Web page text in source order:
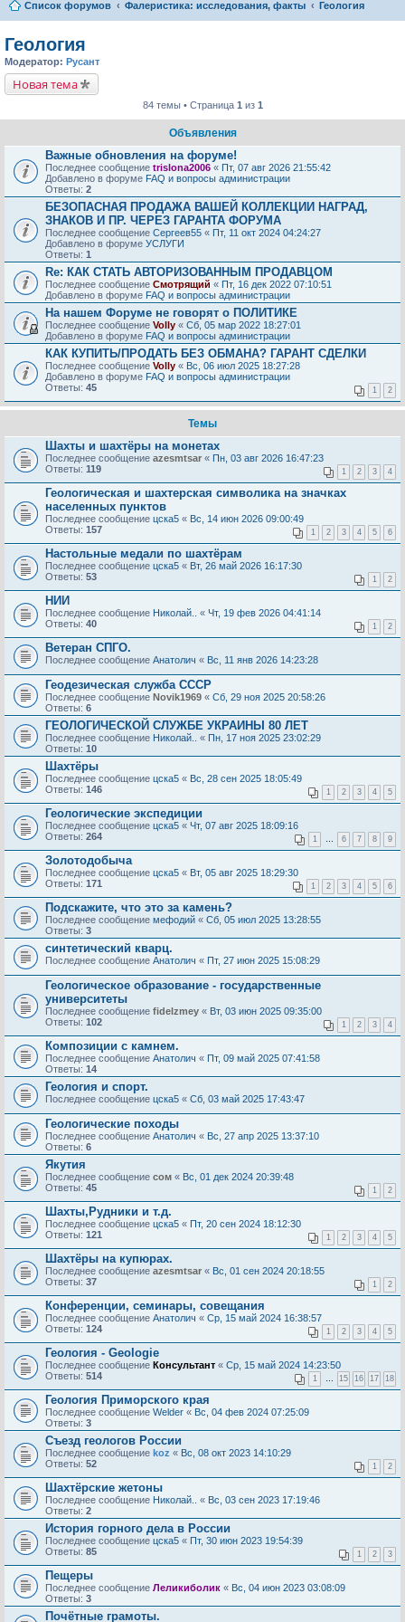
Список форумов Фалеристика: исследования, факты Геология
Геология
Модератор: Русант
Новая тема
84 темы • Страница 1 из 1
Объявления
Важные обновления на форуме!
Последнее сообщение trislona2006 « Пт, 07 авг 2026 21:55:42
Добавлено в форуме FAQ и вопросы администрации
Ответы: 2
БЕЗОПАСНАЯ ПРОДАЖА ВАШЕЙ КОЛЛЕКЦИИ НАГРАД,
ЗНАКОВ И ПР. ЧЕРЕЗ ГАРАНТА ФОРУМА
Последнее сообщение Сергеев55 « Пт, 11 окт 2024 04:24:27
Добавлено в форуме УСЛУГИ
Ответы: 1
Re: КАК СТАТЬ АВТОРИЗОВАННЫМ ПРОДАВЦОМ
Последнее сообщение Смотрящий « Пт, 16 дек 2022 07:10:51
Добавлено в форуме FAQ и вопросы администрации
На нашем Форуме не говорят о ПОЛИТИКЕ
Последнее сообщение Volly « Сб, 05 мар 2022 18:27:01
Добавлено в форуме FAQ и вопросы администрации
КАК КУПИТЬ/ПРОДАТЬ БЕЗ ОБМАНА? ГАРАНТ СДЕЛКИ
Последнее сообщение Volly « Вс, 06 июл 2025 18:27:28
Добавлено в форуме FAQ и вопросы администрации
Ответы: 45 1 2
Темы
Шахты и шахтёры на монетах
Последнее сообщение azesmtsar « Пн, 03 авг 2026 16:47:23
Ответы: 119 1 2 3 4
Геологическая и шахтерская символика на значках
населенных пунктов
Последнее сообщение цска5 « Вс, 14 июн 2026 09:00:49
Ответы: 157 1 2 3 4 5 6
Настольные медали по шахтёрам
Последнее сообщение цска5 « Вт, 26 май 2026 16:17:30
Ответы: 53 1 2
НИИ
Последнее сообщение Николай.. « Чт, 19 фев 2026 04:41:14
Ответы: 40 1 2
Ветеран СПГО.
Последнее сообщение Анатолич « Вс, 11 янв 2026 14:23:28
Геодезическая служба СССР
Последнее сообщение Novik1969 « Сб, 29 ноя 2025 20:58:26
Ответы: 6
ГЕОЛОГИЧЕСКОЙ СЛУЖБЕ УКРАИНЫ 80 ЛЕТ
Последнее сообщение Николай.. « Пн, 17 ноя 2025 23:02:29
Ответы: 10
Шахтёры
Последнее сообщение цска5 « Вс, 28 сен 2025 18:05:49
Ответы: 146 1 2 3 4 5
Геологические экспедиции
Последнее сообщение цска5 « Чт, 07 авг 2025 18:09:16
Ответы: 264 1 6 7 8 9
Золотодобыча
Последнее сообщение цска5 « Вт, 05 авг 2025 18:29:30
Ответы: 171 1 2 3 4 5 6
Подскажите, что это за камень?
Последнее сообщение мефодий « Сб, 05 июл 2025 13:28:55
Ответы: 3
синтетический кварц.
Последнее сообщение Анатолич « Пт, 27 июн 2025 15:08:29
Геологическое образование - государственные
университеты
Последнее сообщение fidelzmey « Вт, 03 июн 2025 09:35:00
Ответы: 102 1 2 3 4
Композиции с камнем.
Последнее сообщение Анатолич « Пт, 09 май 2025 07:41:58
Ответы: 14
Геология и спорт.
Последнее сообщение цска5 « Сб, 03 май 2025 17:43:47
Геологические походы
Последнее сообщение Анатолич « Вс, 27 апр 2025 13:37:10
Ответы: 6
Якутия
Последнее сообщение сом « Вс, 01 дек 2024 20:39:48
Ответы: 45 1 2
Шахты,Рудники и т.д.
Последнее сообщение цска5 « Пт, 20 сен 2024 18:12:30
Ответы: 121 1 2 3 4 5
Шахтёры на купюрах.
Последнее сообщение azesmtsar « Вс, 01 сен 2024 20:18:55
Ответы: 37 1 2
Конференции, семинары, совещания
Последнее сообщение Анатолич « Ср, 15 май 2024 16:38:57
Ответы: 124 1 2 3 4 5
Геология - Geologie
Последнее сообщение Консультант « Ср, 15 май 2024 14:23:50
Ответы: 514 1 15 16 17 18
Геология Приморского края
Последнее сообщение Welder « Вс, 04 фев 2024 07:25:09
Ответы: 3
Съезд геологов России
Последнее сообщение koz « Вс, 08 окт 2023 14:10:29
Ответы: 52 1 2
Шахтёрские жетоны
Последнее сообщение Николай.. « Вс, 03 сен 2023 17:19:46
Ответы: 2
История горного дела в России
Последнее сообщение цска5 « Пт, 30 июн 2023 19:54:39
Ответы: 85 1 2 3
Пещеры
Последнее сообщение Леликиболик « Вс, 04 июн 2023 03:08:09
Ответы: 3
Почётные грамоты.